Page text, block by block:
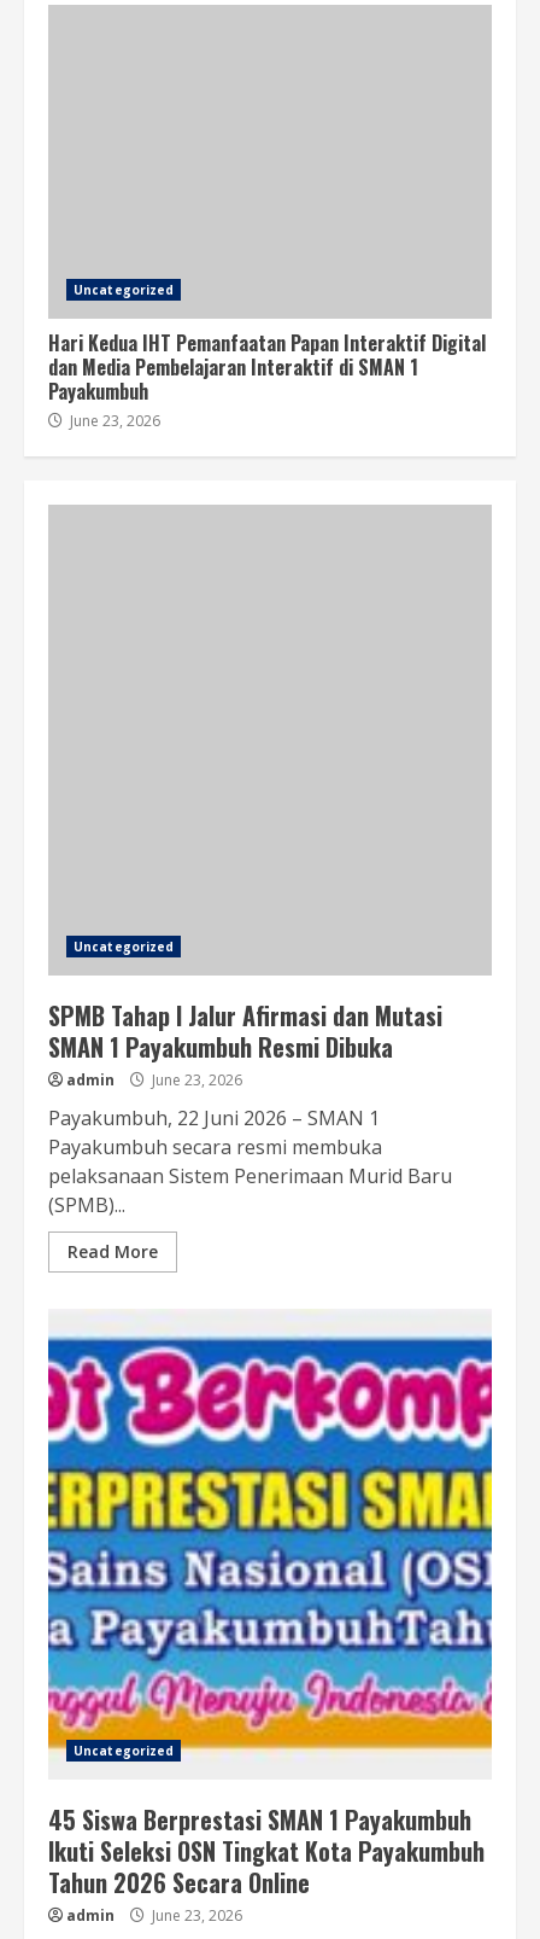
Uncategorized
Hari Kedua IHT Pemanfaatan Papan Interaktif Digital
dan Media Pembelajaran Interaktif di SMAN 1
Payakumbuh
June 23, 2026
Uncategorized
SPMB Tahap I Jalur Afirmasi dan Mutasi
SMAN 1 Payakumbuh Resmi Dibuka
admin June 23, 2026
Payakumbuh, 22 Juni 2026 – SMAN 1
Payakumbuh secara resmi membuka
pelaksanaan Sistem Penerimaan Murid Baru
(SPMB)...
Read More
Uncategorized
45 Siswa Berprestasi SMAN 1 Payakumbuh
Ikuti Seleksi OSN Tingkat Kota Payakumbuh
Tahun 2026 Secara Online
admin June 23, 2026